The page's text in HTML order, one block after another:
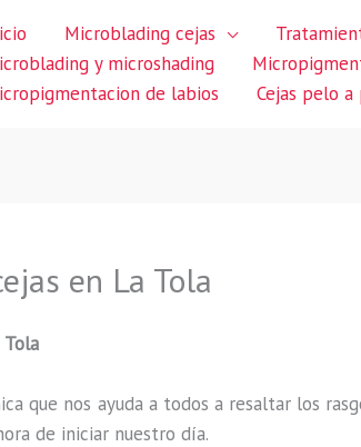
Microblading cejas
y microshading
de labios
Cejas pelo a
en La Tola
que nos ayuda a todos a resaltar los
de iniciar nuestro día.